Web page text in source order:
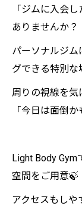
「ジムに入会
ありませんか？
パーソナルジ
グできる特別な
周りの視線を気
「今日は面倒
Light Body
空間をご用意🍃
アクセスもし